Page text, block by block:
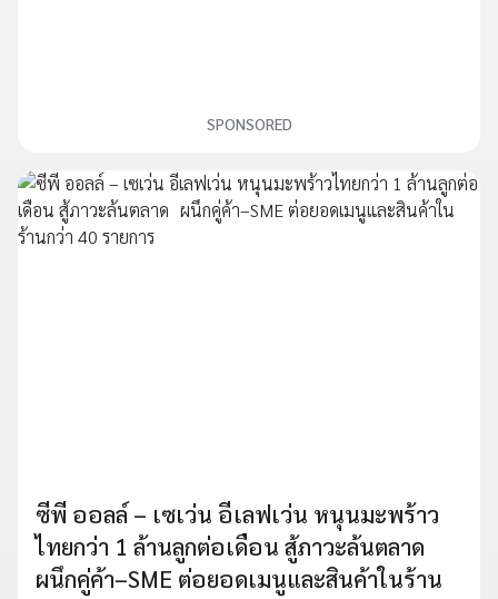
SPONSORED
ซีพี ออลล์ – เซเว่น อีเลฟเว่น หนุนมะพร้าว
ไทยกว่า 1 ล้านลูกต่อเดือน สู้ภาวะล้นตลาด
ผนึกคู่ค้า–SME ต่อยอดเมนูและสินค้าในร้าน